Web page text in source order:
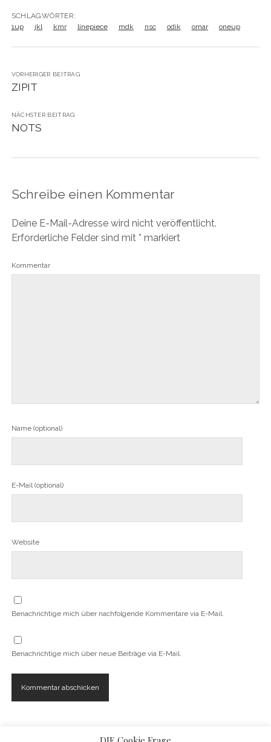
SCHLAGWÖRTER:
1up
jkl kmr linepiece mdk nsc odik omar oneup
VORHERIGER BEITRAG
ZIPIT
NÄCHSTER BEITRAG
NOTS
Schreibe einen Kommentar
Deine E-Mail-Adresse wird nicht veröffentlicht.
Erforderliche Felder sind mit * markiert
Kommentar
Name (optional)
E-Mail (optional)
Website
Benachrichtige mich über nachfolgende Kommentare via E-Mail.
Benachrichtige mich über neue Beiträge via E-Mail.